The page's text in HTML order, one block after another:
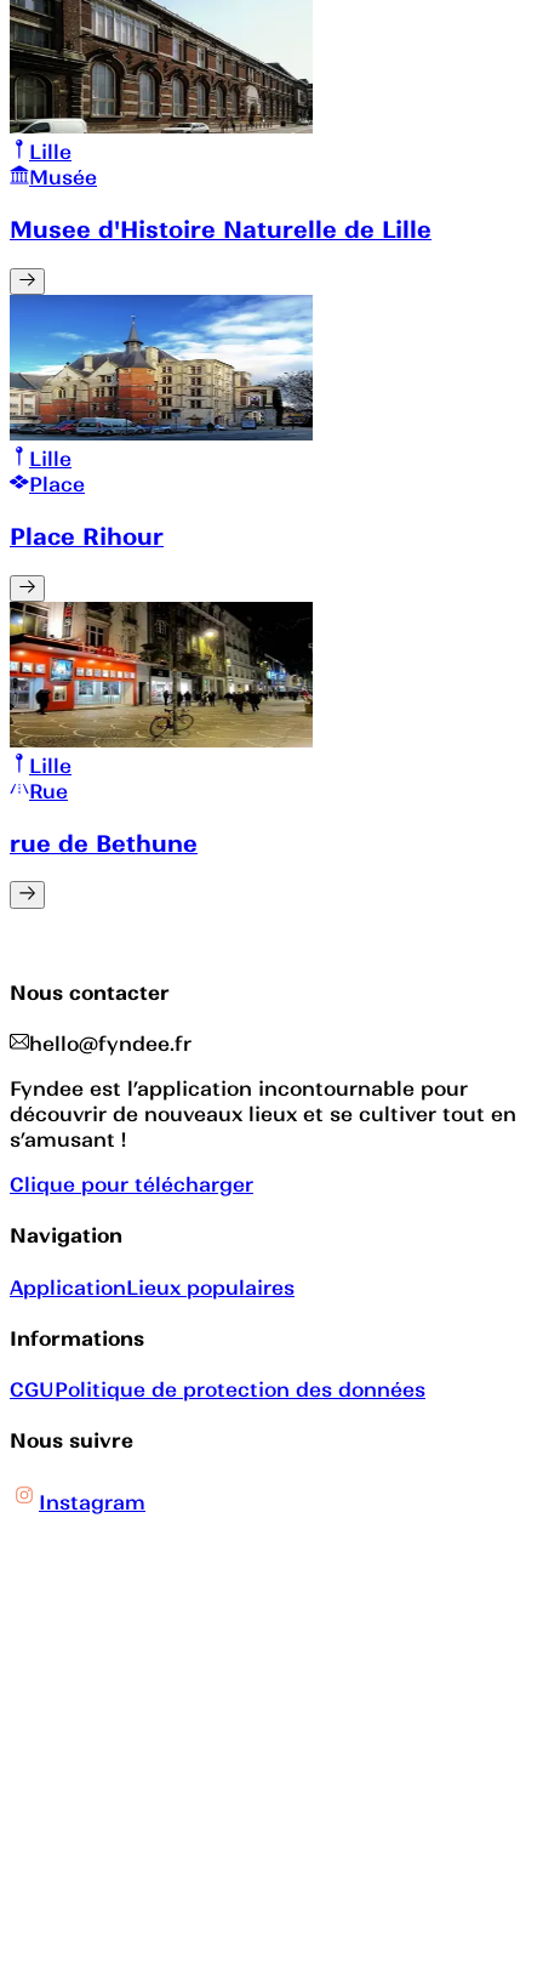
Lille
Musée
Musee d'Histoire Naturelle de Lille
Lille
Place
Place Rihour
Lille
Rue
rue de Bethune
Nous contacter
hello@fyndee.fr
Fyndee est l’application incontournable pour
découvrir de nouveaux lieux et se cultiver tout en
s’amusant !
Clique pour télécharger
Navigation
ApplicationLieux populaires
Informations
CGUPolitique de protection des données
Nous suivre
Instagram